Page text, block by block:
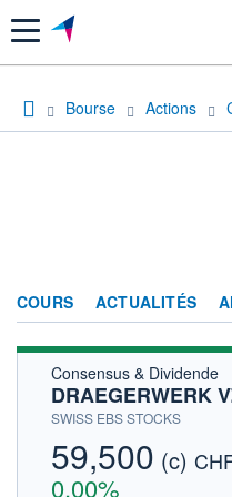
Menu
Bourse Actions
COURS ACTUALITÉS
Consensus & Dividende
DRAEGERWERK
SWISS EBS STOCKS
59,500 (c)
0,00%